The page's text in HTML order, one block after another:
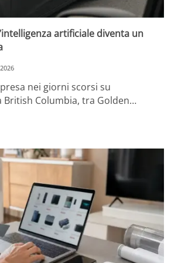
artificiale diventa un
nei giorni scorsi su
British Columbia, tra Golden…